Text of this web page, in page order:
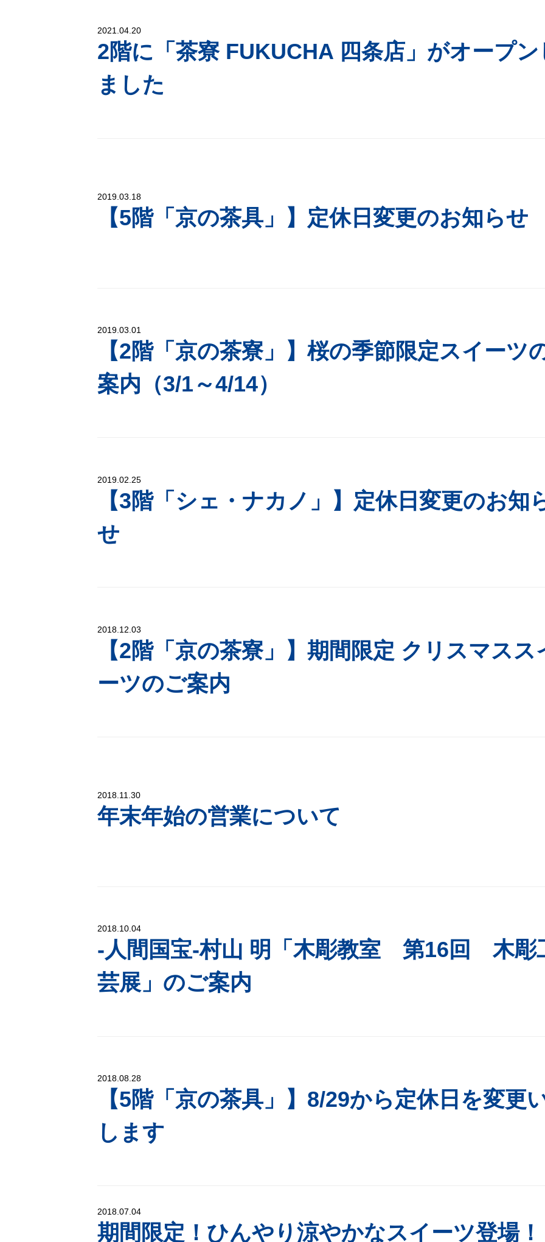
2021.04.20
2階に「茶寮 FUKUCHA 四条店」がオープン
ました
2019.03.18
【5階「京の茶具」】定休日変更のお知らせ
2019.03.01
【2階「京の茶寮」】桜の季節限定スイーツ
案内（3/1～4/14）
2019.02.25
【3階「シェ・ナカノ」】定休日変更のお知
せ
2018.12.03
【2階「京の茶寮」】期間限定 クリスマスス
ーツのご案内
2018.11.30
年末年始の営業について
2018.10.04
‐人間国宝‐村山 明「木彫教室 第16回 木彫
芸展」のご案内
2018.08.28
【5階「京の茶具」】8/29から定休日を変更
します
2018.07.04
期間限定！ひんやり涼やかなスイーツ登場！